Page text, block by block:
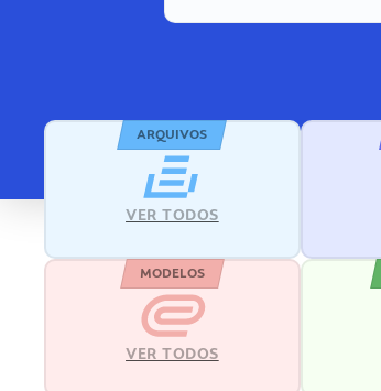
ARQUIVOS
VER TODOS
MODELOS
VER TODOS